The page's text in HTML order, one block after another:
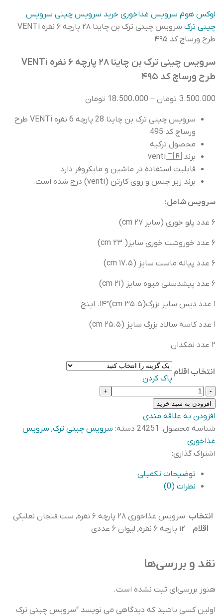
لوکس هوم سرویس غذاخوری خرید سرویس چینی سرویس
چینی ترک
سرویس چینی ترک بن چاینا ۲۸ پارچه ۶ نفره VENTi
طرح ورساچ کد ۴۹۵
سرویس چینی ترک بن چاینا ۲۸ پارچه ۶ نفره VENTi
طرح ورساچ کد ۴۹۵
3.500.000 تومان –
18.500.000 تومانPrice
تومان
سرویس چینی ترک بن چاینا 28 پارچه 6 نفره VENTi طرح
ورساچ کد 495
محصول ترکیه
برند venti🇹🇷
قابلیت استفاده در ماشین و مایکروفر دارد
برند زیر جنس و روی کارتن (venti) درج شده است.
سرویس شامل:
۶ عدد پلو خوری (سایز ۲۷ cm)
۶ عدد خوروشت خوری سایز( ۲۳ cm)
۶ عدد پیاله ماست سایز (۱۷.۵ cm)
۶ عدد پیشدستی میوه سایز (۲۱ cm)
۱ عدد دیس سایز بزرگ(۳۵.۵ cm)”۱۴. اینچ
۱ عدد کاسه سالاد بزرگ سایز (۲۵.۵ cm)
۲ عدد نمکدان
انتخاب اقلام
پاک کردن
سرویس
چینی
ترک
بن
چاینا
28
6
نفره
طرح
ورساچ
عدد
افزودن به سبد خرید
افزودن به علاقه مندی
شناسه محصول: 24251 دسته: سرویس چینی ترک, سرویس
غذاخوری
اشتراک گذاری:
توضیحات تکمیلی
نظرات (0)
انتخاب
اقلام
سرویس غذاخوری ۲۸ پارچه ۶ نفره, ست فنجان نعلبکی
۱۲ پارچه ۶ نفره, لیوان ۶ عددی
نقد و بررسی‌ها
هنوز بررسی‌ای ثبت نشده است.
اولین کسی باشید که دیدگاهی می نویسد “سرویس چینی ترک